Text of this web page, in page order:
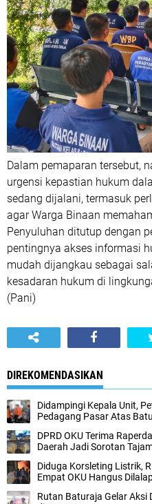
Dalam pemaparan tersebut,
urgensi kepastian hukum
sedang dijalani, termasuk
agar Warga Binaan
Penyuluhan ditutup dengan
pentingnya akses informasi
mudah dijangkau sebagai
kesadaran hukum di
(Pani)
DIREKOMENDASIKAN
Didampingi Kepala Unit,
Pedagang Pasar Atas
DPRD OKU Terima
Daerah Jadi Sorotan
Diduga Korsleting Listrik,
Empat OKU Hangus
Rutan Baturaja Gelar Aksi